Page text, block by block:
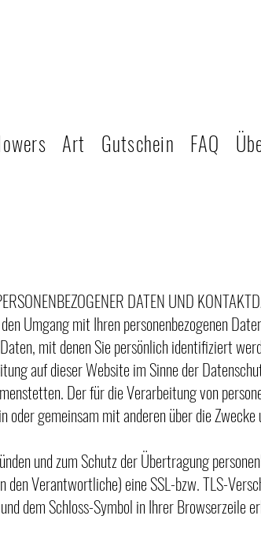
Art Gutschein FAQ
DATEN UND
Umgang mit Ihren personenbezogenen
mit denen Sie persönlich identifiziert
auf dieser Website im Sinne der
Der für die Verarbeitung von
oder gemeinsam mit anderen über die
und zum Schutz der Übertragung
Verantwortliche) eine SSL-bzw. TLS-
dem Schloss-Symbol in Ihrer Browserzeile